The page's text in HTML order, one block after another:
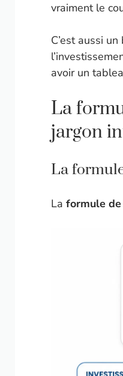
vraiment le
C’est aussi
avoir un
La
jargon
La
Laformule